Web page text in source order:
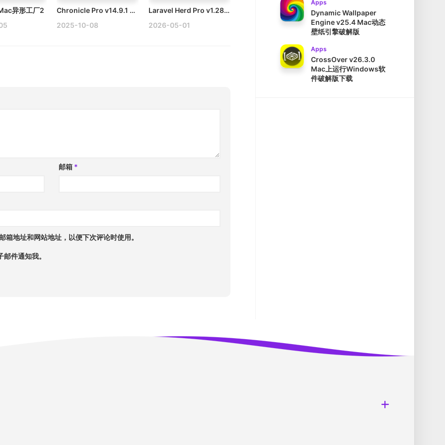
异形工厂2
Chronicle Pro v14.9.1 Mac财务管理软件破解版
2025-10-08
Laravel Herd Pro v1.28.0 Mac本地开发环境
2026-05-01
邮箱 *
箱地址和网站地址，以便下次评论时使用。
件通知我。
Apps
Dynamic Wallpaper
Engine v25.4 Mac动态
壁纸引擎破解版
Apps
CrossOver v26.3.0
Mac上运行Windows软
件破解版下载